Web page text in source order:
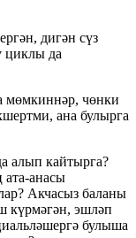
дигән сүз
циклы да
мөмкиннәр, чөнки
ана булырга
алып кайтырга?
анасы
Акчасыз баланы
күрмәгән, эшләп
булыша